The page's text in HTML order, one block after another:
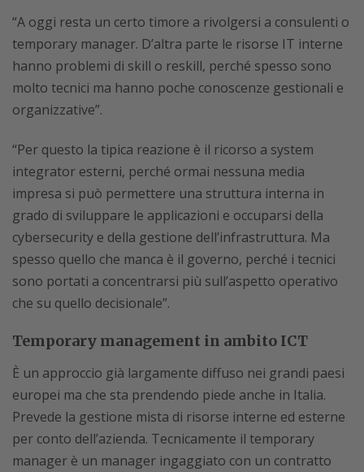
“A oggi resta un certo timore a rivolgersi a consulenti o
temporary manager. D’altra parte le risorse IT interne
hanno problemi di skill o reskill, perché spesso sono
molto tecnici ma hanno poche conoscenze gestionali e
organizzative”.
“Per questo la tipica reazione è il ricorso a system
integrator esterni, perché ormai nessuna media
impresa si può permettere una struttura interna in
grado di sviluppare le applicazioni e occuparsi della
cybersecurity e della gestione dell’infrastruttura. Ma
spesso quello che manca è il governo, perché i tecnici
sono portati a concentrarsi più sull’aspetto operativo
che su quello decisionale”.
Temporary management in ambito ICT
È un approccio già largamente diffuso nei grandi paesi
europei ma che sta prendendo piede anche in Italia.
Prevede la gestione mista di risorse interne ed esterne
per conto dell’azienda. Tecnicamente il temporary
manager è un manager ingaggiato con un contratto